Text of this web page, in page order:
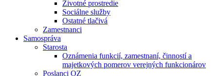
Životné prostredie
Sociálne služby
Ostatné tlačivá
Zamestnanci
Samospráva
Starosta
Oznámenia funkcií, zamestnaní, činností a
majetkových pomerov verejných funkcionárov
Poslanci OZ